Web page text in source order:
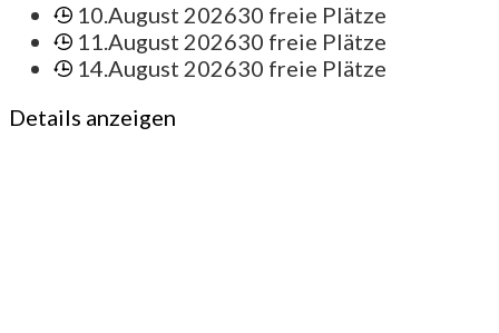
10.August 202630 freie Plätze
11.August 202630 freie Plätze
14.August 202630 freie Plätze
Details anzeigen